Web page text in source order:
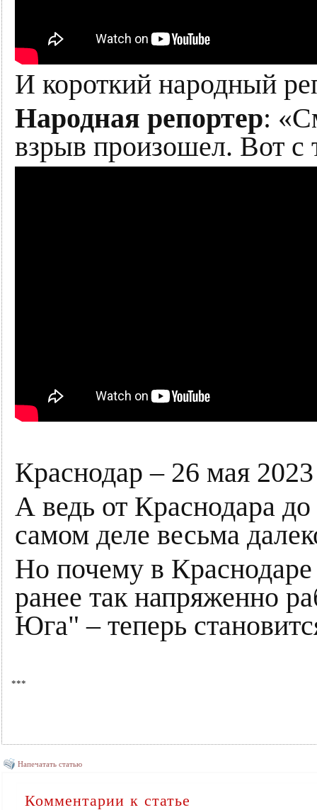
И короткий народный
Народная репортер:
взрыв произошел. Вот с
Краснодар – 26 мая 2023
А ведь от Краснодара
самом деле весьма
Но почему в
ранее так напряженно
Юга" – теперь
***
Напечатать статью
Комментарии к статье